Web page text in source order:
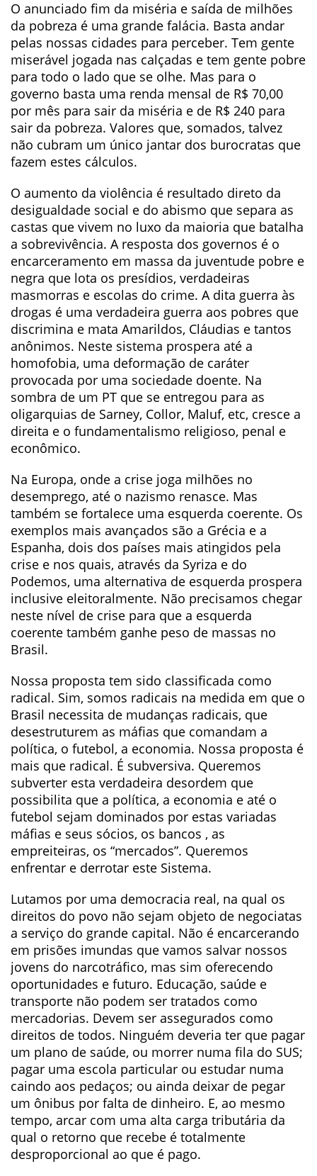
O anunciado fim da miséria e saída de milhões
da pobreza é uma grande falácia. Basta andar
pelas nossas cidades para perceber. Tem gente
miserável jogada nas calçadas e tem gente pobre
para todo o lado que se olhe. Mas para o
governo basta uma renda mensal de R$ 70,00
por mês para sair da miséria e de R$ 240 para
sair da pobreza. Valores que, somados, talvez
não cubram um único jantar dos burocratas que
fazem estes cálculos.
O aumento da violência é resultado direto da
desigualdade social e do abismo que separa as
castas que vivem no luxo da maioria que batalha
a sobrevivência. A resposta dos governos é o
encarceramento em massa da juventude pobre e
negra que lota os presídios, verdadeiras
masmorras e escolas do crime. A dita guerra às
drogas é uma verdadeira guerra aos pobres que
discrimina e mata Amarildos, Cláudias e tantos
anônimos. Neste sistema prospera até a
homofobia, uma deformação de caráter
provocada por uma sociedade doente. Na
sombra de um PT que se entregou para as
oligarquias de Sarney, Collor, Maluf, etc, cresce a
direita e o fundamentalismo religioso, penal e
econômico.
Na Europa, onde a crise joga milhões no
desemprego, até o nazismo renasce. Mas
também se fortalece uma esquerda coerente. Os
exemplos mais avançados são a Grécia e a
Espanha, dois dos países mais atingidos pela
crise e nos quais, através da Syriza e do
Podemos, uma alternativa de esquerda prospera
inclusive eleitoralmente. Não precisamos chegar
neste nível de crise para que a esquerda
coerente também ganhe peso de massas no
Brasil.
Nossa proposta tem sido classificada como
radical. Sim, somos radicais na medida em que o
Brasil necessita de mudanças radicais, que
desestruturem as máfias que comandam a
política, o futebol, a economia. Nossa proposta é
mais que radical. É subversiva. Queremos
subverter esta verdadeira desordem que
possibilita que a política, a economia e até o
futebol sejam dominados por estas variadas
máfias e seus sócios, os bancos , as
empreiteiras, os “mercados”. Queremos
enfrentar e derrotar este Sistema.
Lutamos por uma democracia real, na qual os
direitos do povo não sejam objeto de negociatas
a serviço do grande capital. Não é encarcerando
em prisões imundas que vamos salvar nossos
jovens do narcotráfico, mas sim oferecendo
oportunidades e futuro. Educação, saúde e
transporte não podem ser tratados como
mercadorias. Devem ser assegurados como
direitos de todos. Ninguém deveria ter que pagar
um plano de saúde, ou morrer numa fila do SUS;
pagar uma escola particular ou estudar numa
caindo aos pedaços; ou ainda deixar de pegar
um ônibus por falta de dinheiro. E, ao mesmo
tempo, arcar com uma alta carga tributária da
qual o retorno que recebe é totalmente
desproporcional ao que é pago.